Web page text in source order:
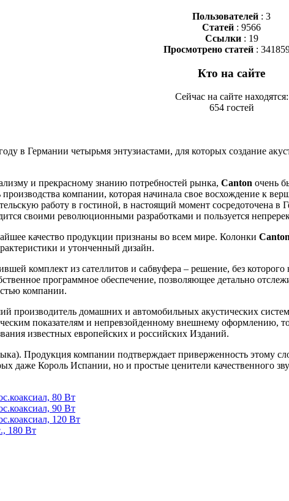
Пользователей : 3
Статей : 9566
Ссылки: 19
Просмотрено статей:
Кто на сайте
Сейчас на сайте находятся:
654 гостей
в Германии четырьмя энтузиастами, для которых создание
и прекрасному знанию потребностей рынка, Canton очень
производства компании, которая начинала свое восхождение к
работу в гостиной, в настоящий момент сосредоточена в
своими революционными разработками и пользуется
качество продукции признаны во всем мире. Колонки Canton
и утонченный дизайн.
комплект из сателлитов и сабвуфера – решение, без
программное обеспечение, позволяющее детально
компании.
производитель домашних и автомобильных акустических
показателям и непревзойденному внешнему оформлению,
известных европейских и российских Изданий.
Продукция компании подтверждает приверженность этому
даже Король Испании, но и простые ценители качественного
80 Вт
90 Вт
120 Вт
180 Вт